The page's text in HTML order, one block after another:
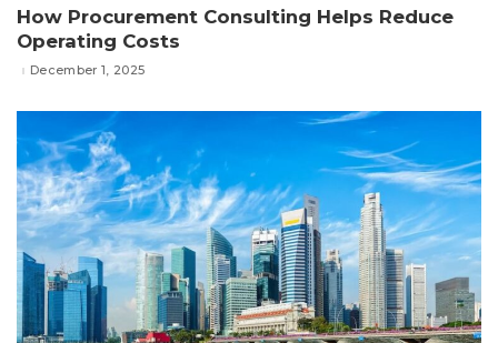
How Procurement Consulting Helps Reduce
Operating Costs
December 1, 2025